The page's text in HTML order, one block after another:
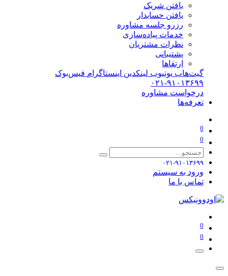
یافتن شریک
یافتن حسابدار
رزرو جلسه مشاوره
خدمات پیاده‌سازی
نظرات مشتریان
پشتیبانی
ارتقاها
گیت‌هاب یوتیوب لینکدین اینستاگرام فیس‌بوک
۰۲۱-۹۱۰۱۳۶۹۹
درخواست مشاوره
تعرفه‌ها
0
0
۰۲۱-۹۱۰۱۳۶۹۹
ورود به سیستم
تماس با ما
0
0